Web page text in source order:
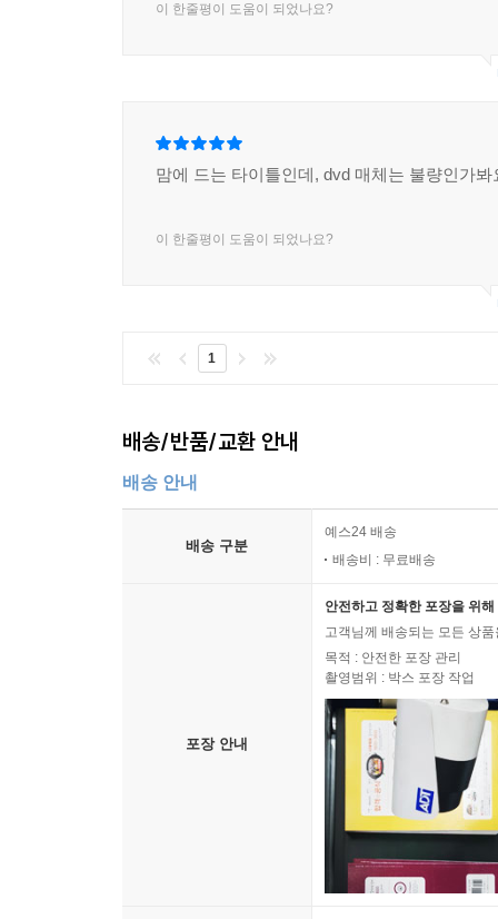
이 한줄평이 도움이 되었나요?
맘에 드는 타이틀인데, dvd 매체는 불량인가봐
이 한줄평이 도움이 되었나요?
1
배송/반품/교환 안내
배송 안내
배송 구분
예스24 배송
배송비 : 무료배송
포장 안내
안전하고 정확한 포장을 위
고객님께 배송되는 모든 상
목적 : 안전한 포장 관리
촬영범위 : 박스 포장 작업